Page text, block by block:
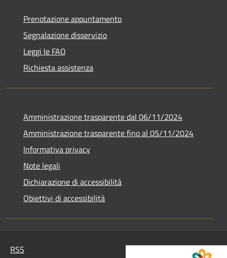
Prenotazione appuntamento
Segnalazione disservizio
Leggi le FAQ
Richiesta assistenza
Amministrazione trasparente dal 06/11/2024
Amministrazione trasparente fino al 05/11/2024
Informativa privacy
Note legali
Dichiarazione di accessibilità
Obiettivi di accessibilità
RSS